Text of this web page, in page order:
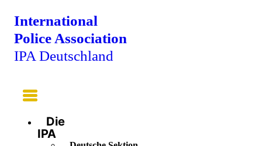
International
Police Association
IPA Deutschland
Main
Menu
Die
IPA